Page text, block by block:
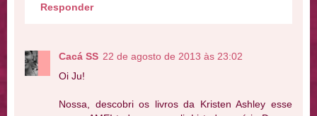
Responder
Cacá SS 22 de agosto de 2013 às 23:02
Oi Ju!
Nossa, descobri os livros da Kristen Ashley esse